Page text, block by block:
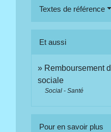
Textes de référence
Et aussi
Remboursement
sociale
Social - Santé
Pour en savoir plus